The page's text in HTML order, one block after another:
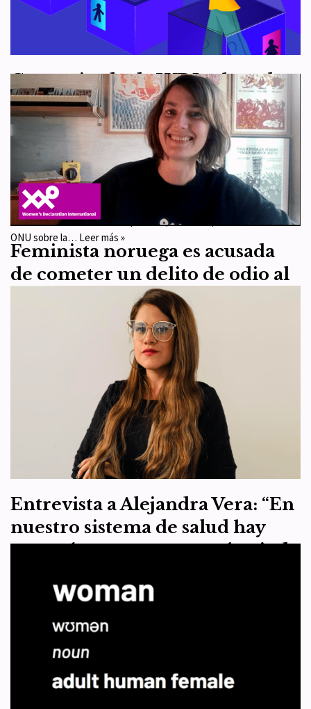
organización feminista impulsora de la Declaración sobre los
derechos de las mujeres basados en el sexo…Leer más »
Comunicado de WDI sobre el
“Informe sobre la Teoría de
Género” del Experto
Independiente SOGI de la ONU
porWDI España 14 de junio de 2023 Artículo 1,Recursos
En 2022, WDI publicó en inglés un comunicado sobre el “Informe
sobre la Teoría de Género” que el Experto Independiente de la
ONU sobre la… Leer más »
Feminista noruega es acusada
de cometer un delito de odio al
afirmar que no cree que se
pueda cambiar de sexo
1 de diciembre de 2022 Artículo 1
“Me llamo Christina. No creo que los hombres que alegan ser
mujeres, niñas, lesbianas o madres sean lo que dicen ser. La policía
Leer más »
Entrevista a Alejandra Vera: “En
nuestro sistema de salud hay
garantías para poner prótesis de
para los cánceres de mama de
las mujeres”
WDI España
La directora de la organización colombiana “Mujer, denuncia y
muévete» habla sobre la situación de las mujeres en Colombia para